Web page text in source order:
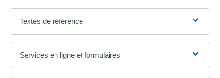
Textes de référence
Services en ligne et formulaires